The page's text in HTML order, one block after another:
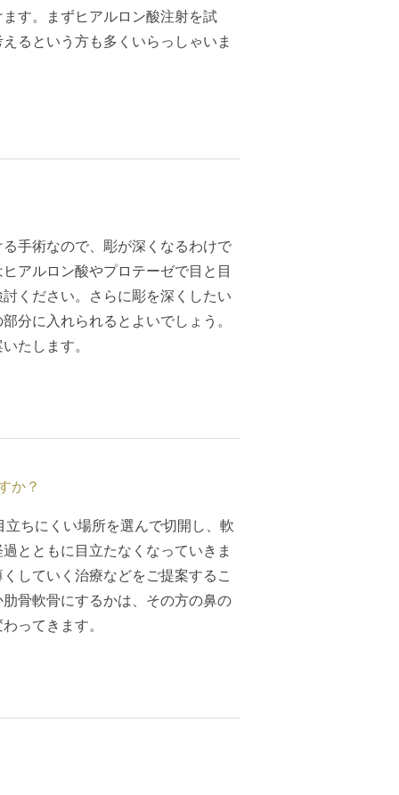
す。まずヒアルロン酸注射を試
るという方も多くいらっしゃいま
手術なので、彫が深くなるわけで
アルロン酸やプロテーゼで目と目
ください。さらに彫を深くしたい
分に入れられるとよいでしょう。
たします。
か？
ちにくい場所を選んで切開し、軟
とともに目立たなくなっていきま
していく治療などをご提案するこ
骨軟骨にするかは、その方の鼻の
ってきます。